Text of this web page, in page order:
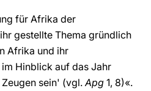
für Afrika der
gestellte Thema gründlich
Afrika und ihr
Hinblick auf das Jahr
Zeugen sein' (vgl.Apg 1, 8)«.